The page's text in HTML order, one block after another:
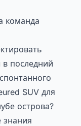
команда
последний
SUV для
острова?
знания